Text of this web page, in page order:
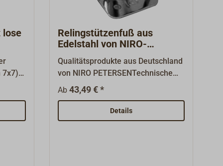
lose
7x7)
auf
Relingstützenfuß aus
Edelstahl von NIRO-
PETERSEN
Qualitätsprodukte aus Deutschland
von NIRO PETERSENTechnische
MerkmaleGefertigt aus A4-
Edelstahl (1.4404)Diese
Relingsstützenaufnahmen passen
zu den Stützen D=25 mm (siehe
Ab 43,49 € *
Details